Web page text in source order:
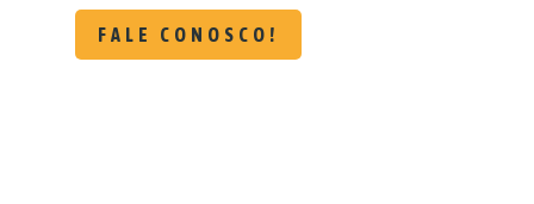
FALE CONOSCO!